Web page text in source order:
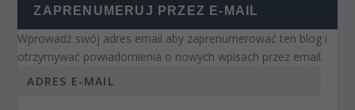
ZAPRENUMERUJ PRZEZ E-MAIL
Wprowadź swój adres email aby zaprenumerować ten blog i
otrzymywać powiadomienia o nowych wpisach przez email.